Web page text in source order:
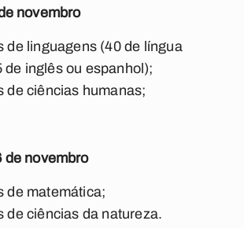
novembro
de linguagens (40 de língua
de inglês ou espanhol);
de ciências humanas;
de novembro
de matemática;
de ciências da natureza.